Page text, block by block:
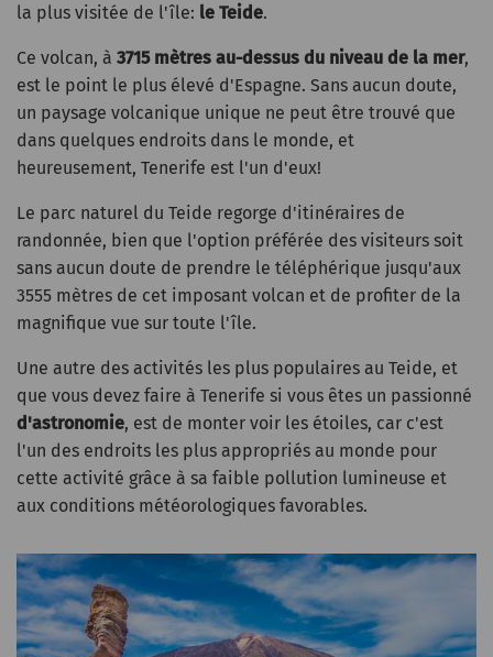
la plus visitée de l'île: le Teide.
Ce volcan, à 3715 mètres au-dessus du niveau de la mer,
est le point le plus élevé d'Espagne. Sans aucun doute,
un paysage volcanique unique ne peut être trouvé que
dans quelques endroits dans le monde, et
heureusement, Tenerife est l'un d'eux!
Le parc naturel du Teide regorge d'itinéraires de
randonnée, bien que l'option préférée des visiteurs soit
sans aucun doute de prendre le téléphérique jusqu'aux
3555 mètres de cet imposant volcan et de profiter de la
magnifique vue sur toute l'île.
Une autre des activités les plus populaires au Teide, et
que vous devez faire à Tenerife si vous êtes un passionné
d'astronomie, est de monter voir les étoiles, car c'est
l'un des endroits les plus appropriés au monde pour
cette activité grâce à sa faible pollution lumineuse et
aux conditions météorologiques favorables.